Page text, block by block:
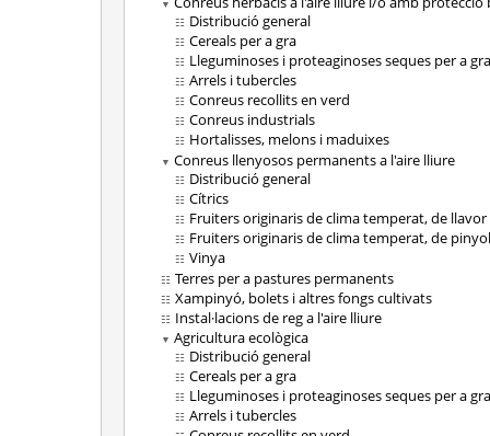
Distribució general
Cereals per a gra
Lleguminoses i proteaginoses seques per a gra
Arrels i tubercles
Conreus recollits en verd
Conreus industrials
Hortalisses, melons i maduixes
Conreus llenyosos permanents a l'aire lliure
Distribució general
Cítrics
Fruiters originaris de clima temperat, de llavor
Fruiters originaris de clima temperat, de pinyol
Vinya
Terres per a pastures permanents
Xampinyó, bolets i altres fongs cultivats
Instal·lacions de reg a l'aire lliure
Agricultura ecològica
Distribució general
Cereals per a gra
Lleguminoses i proteaginoses seques per a gra
Arrels i tubercles